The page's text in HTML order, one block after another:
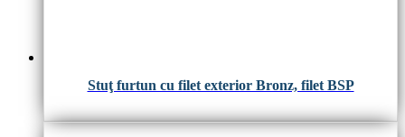
Stuţ furtun cu filet exterior Bronz, filet BSP